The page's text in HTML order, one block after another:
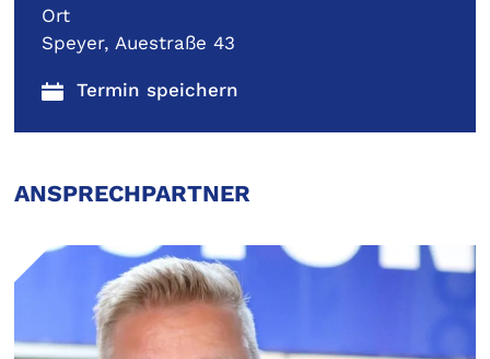
Ort
Speyer, Auestraße 43
ANSPRECHPARTNER